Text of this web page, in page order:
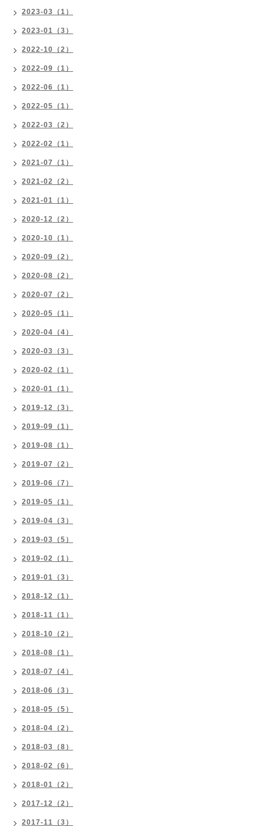
2023-03（1）
2023-01（3）
2022-10（2）
2022-09（1）
2022-06（1）
2022-05（1）
2022-03（2）
2022-02（1）
2021-07（1）
2021-02（2）
2021-01（1）
2020-12（2）
2020-10（1）
2020-09（2）
2020-08（2）
2020-07（2）
2020-05（1）
2020-04（4）
2020-03（3）
2020-02（1）
2020-01（1）
2019-12（3）
2019-09（1）
2019-08（1）
2019-07（2）
2019-06（7）
2019-05（1）
2019-04（3）
2019-03（5）
2019-02（1）
2019-01（3）
2018-12（1）
2018-11（1）
2018-10（2）
2018-08（1）
2018-07（4）
2018-06（3）
2018-05（5）
2018-04（2）
2018-03（8）
2018-02（6）
2018-01（2）
2017-12（2）
2017-11（3）